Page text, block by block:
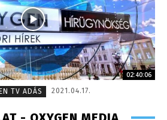
02:40:06
TV ADÁS
2021.04.17.